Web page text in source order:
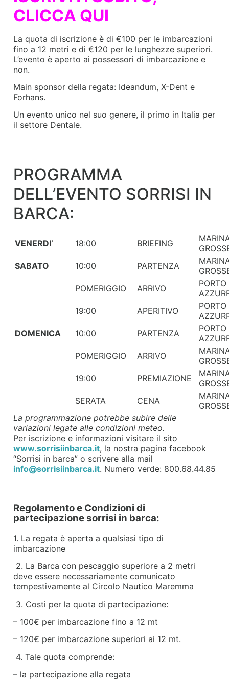
CLICCA QUI
La quota di iscrizione è di €100 per le imbarcazioni
fino a 12 metri e di €120 per le lunghezze superiori.
L’evento è aperto ai possessori di imbarcazione e
non.
Main sponsor della regata: Ideandum, X-Dent e
Forhans.
Un evento unico nel suo genere, il primo in Italia per
il settore Dentale.
PROGRAMMA
DELL’EVENTO SORRISI IN
BARCA:
VENERDI’ 18:00 BRIEFING
SABATO
10:00 PARTENZA
POMERIGGIO
ARRIVO
PORTO
19:00
APERITIVO
PORTO
DOMENICA
10:00 PARTENZA
PORTO
POMERIGGIO
ARRIVO
19:00
PREMIAZIONE
SERATA
CENA
La programmazione potrebbe subire delle
variazioni legate alle condizioni meteo.
Per iscrizione e informazioni visitare il sito
www.sorrisiinbarca.it, la nostra pagina facebook
“Sorrisi in barca” o scrivere alla mail
info@sorrisiinbarca.it. Numero verde: 800.68.44.85
Regolamento e Condizioni di
partecipazione sorrisi in barca:
1. La regata è aperta a qualsiasi tipo di
imbarcazione
2. La Barca con pescaggio superiore a 2 metri
deve essere necessariamente comunicato
tempestivamente al Circolo Nautico Maremma
3. Costi per la quota di partecipazione:
– 100€ per imbarcazione fino a 12 mt
– 120€ per imbarcazione superiori ai 12 mt.
4. Tale quota comprende:
– la partecipazione alla regata